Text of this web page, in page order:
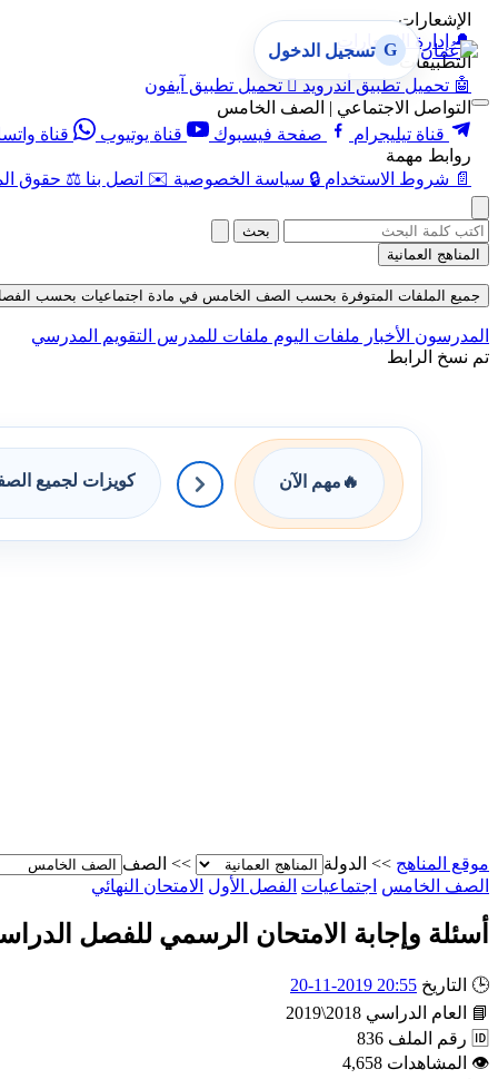
الإشعارات
🔔 إدارة الإشعارات
التطبيقات
🤖 تحميل تطبيق أندرويد  تحميل تطبيق آيفون
التواصل الاجتماعي | الصف الخامس
قناة تيليجرام
صفحة فيسبوك قناة يوتيوب قناة
روابط مهمة
📄 شروط الاستخدام 🔒 سياسة الخصوصية ✉️ اتصل بنا ⚖️ حقوق
G تسجيل الدخول
بحث
المناهج العمانية
جميع الملفات المتوفرة بحسب الصف الخامس في مادة اجتماعيات بحسب الفصل الأول
المدرسون الأخبار ملفات اليوم ملفات للمدرس التقويم المدرسي
تم نسخ الرابط
🔥 مهم الآن كويزات لجميع
موقع المناهج >> الدولة >> الصف
الصف الخامس اجتماعيات الفصل الأول الامتحان النهائي
أسئلة وإجابة الامتحان الرسمي للفصل الدراسي الأول
🕒 التاريخ 20:55 2019-11-20
📘
العام الدراسي 2018\2019
🆔 رقم الملف 836
👁 المشاهدات 4,658